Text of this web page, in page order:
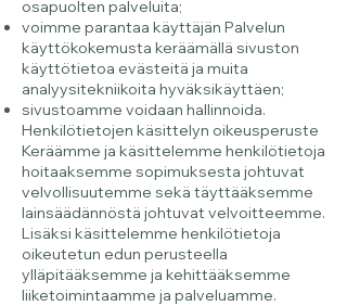
osapuolten palveluita;
voimme parantaa käyttäjän Palvelun
käyttökokemusta keräämällä sivuston
käyttötietoa evästeitä ja muita
analyysitekniikoita hyväksikäyttäen;
sivustoamme voidaan hallinnoida.
Henkilötietojen käsittelyn oikeusperuste
Keräämme ja käsittelemme henkilötietoja
hoitaaksemme sopimuksesta johtuvat
velvollisuutemme sekä täyttääksemme
lainsäädännöstä johtuvat velvoitteemme.
Lisäksi käsittelemme henkilötietoja
oikeutetun edun perusteella
ylläpitääksemme ja kehittääksemme
liiketoimintaamme ja palveluamme.